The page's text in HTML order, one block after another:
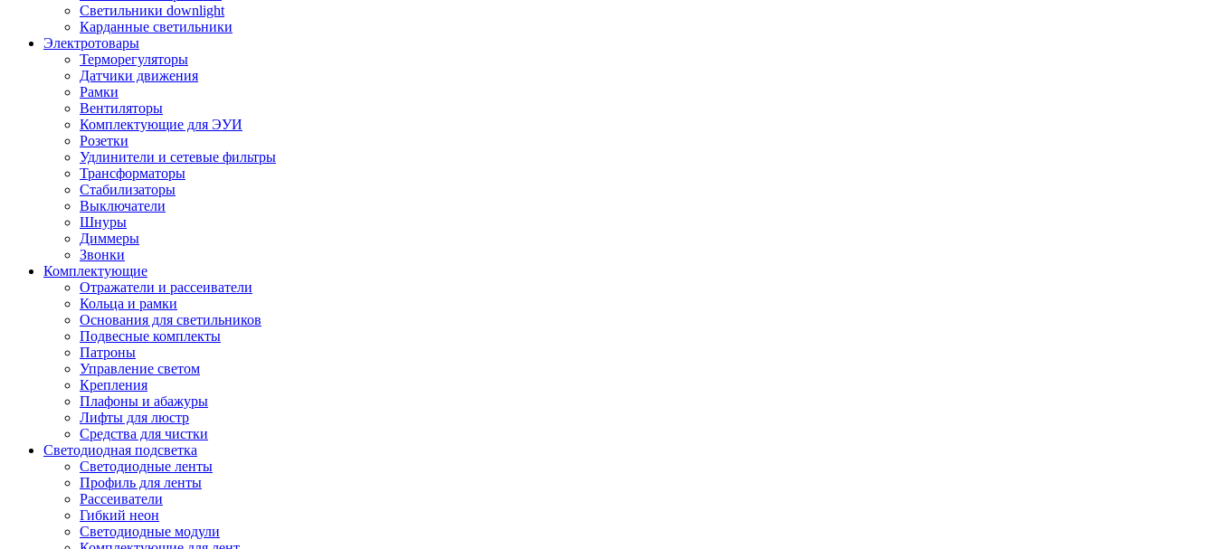
Светильники downlight
Карданные светильники
Электротовары
Терморегуляторы
Датчики движения
Рамки
Вентиляторы
Комплектующие для ЭУИ
Розетки
Удлинители и сетевые фильтры
Трансформаторы
Стабилизаторы
Выключатели
Шнуры
Диммеры
Звонки
Комплектующие
Отражатели и рассеиватели
Кольца и рамки
Основания для светильников
Подвесные комплекты
Патроны
Управление светом
Крепления
Плафоны и абажуры
Лифты для люстр
Средства для чистки
Светодиодная подсветка
Светодиодные ленты
Профиль для ленты
Рассеиватели
Гибкий неон
Светодиодные модули